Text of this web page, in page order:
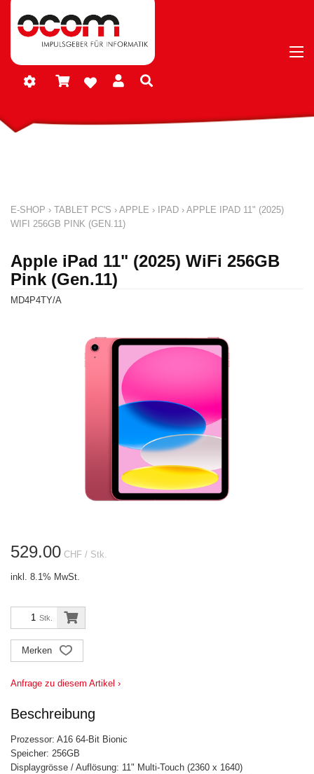
E-SHOP › TABLET PC'S › APPLE › IPAD › APPLE IPAD 11" (2025)
WIFI 256GB PINK (GEN.11)
Apple iPad 11" (2025) WiFi 256GB
Pink (Gen.11)
MD4P4TY/A
529.00 CHF / Stk.
inkl. 8.1% MwSt.
Stk.
Merken
Anfrage zu diesem Artikel ›
Beschreibung
Prozessor: A16 64-Bit Bionic
Speicher: 256GB
Displaygrösse / Auflösung: 11" Multi-Touch (2360 x 1640)